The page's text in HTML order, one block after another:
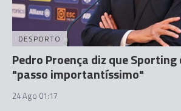
DESPORTO
Pedro Proença diz que Sporting
"passo importantíssimo"
24 Ago 01:17